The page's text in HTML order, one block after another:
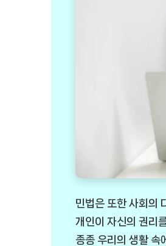
민법은 또한 사회의
개인이 자신의 권리
종종 우리의 생활 속